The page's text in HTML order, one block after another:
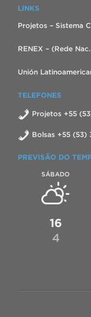
LINKS
Projetos – Sistema
RENEX – (Rede
Unión
TELEFONES
Projetos +55
Bolsas +55 (53)
PREVISÃO DO
SÁBADO
16
4